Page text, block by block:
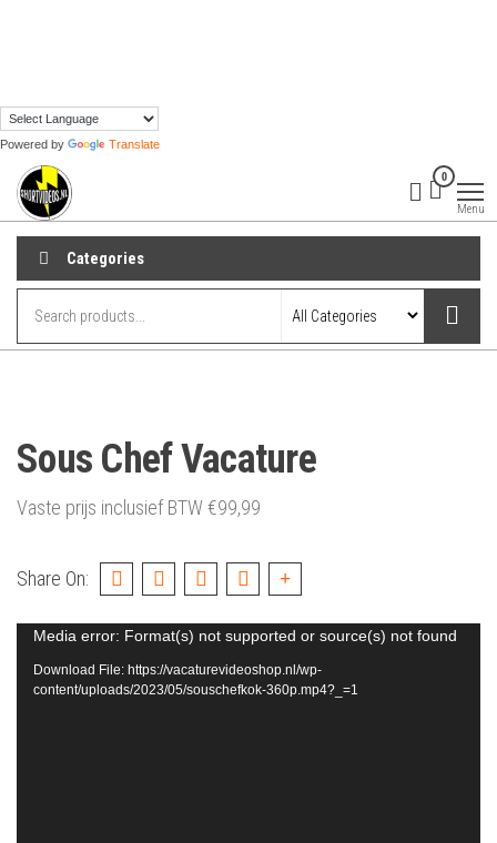
content
Powered by Translate
ondernemers
0
Menu
Categories
Sous Chef Vacature
Vaste prijs inclusief BTW€99,99
Share On:
Video
Player
Media error: Format(s) not supported or source(s) not found
Download File: https://vacaturevideoshop.nl/wp-
content/uploads/2023/05/souschefkok-360p.mp4?_=1